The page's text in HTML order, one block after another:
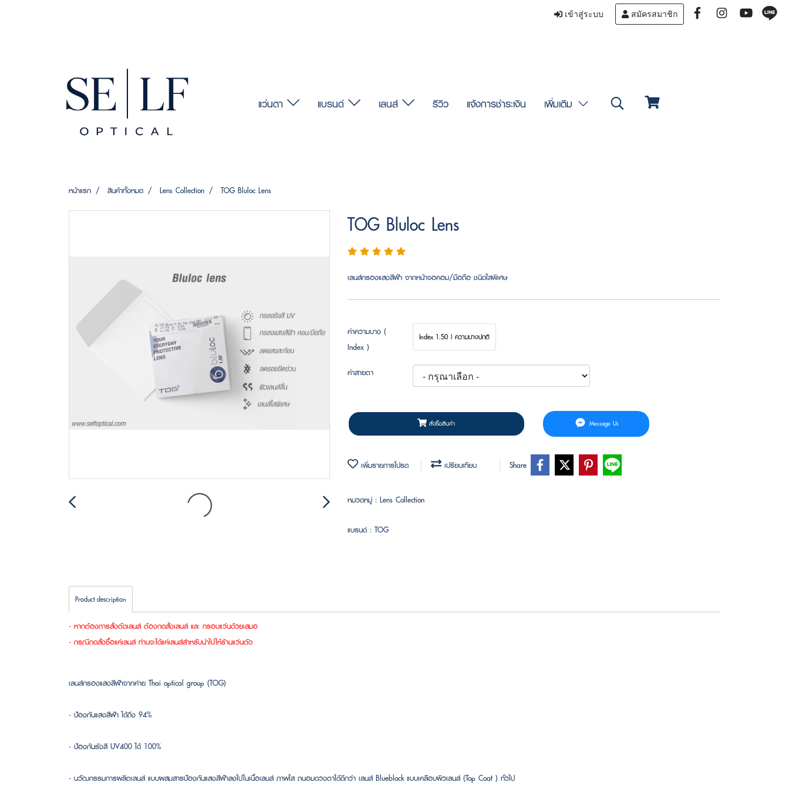
เข้าสู่ระบบ สมัครสมาชิก
แว่นตา แบรนด์ เลนส์ รีวิว แจ้งการชำระเงิน เพิ่มเติม
หน้าแรก สินค้าทั้งหมด Lens Collection TOG Bluloc Lens
TOG Bluloc Lens
เลนส์กรองแสงสีฟ้า จากหน้าจอคอม/มือถือ ชนิดใสพิเศษ
ค่าความบาง (
Index )
Index 1.50 | ความบางปกติ
ค่าสายตา
สั่งซื้อสินค้า Message Us
เพิ่มรายการโปรด เปรียบเทียบ Share
หมวดหมู่ : Lens Collection
แบรนด์ :TOG
Product description
- หากต้องการสั่งตัดเลนส์ ต้องกดสั่งเลนส์ และ กรอบแว่นด้วยเสมอ
- กรณีกดสั่งซื้อแค่เลนส์ ท่านจะได้แค่เลนส์สำหรับนำไปให้ร้านแว่นตัด
เลนส์กรองแสงสีฟ้าจากค่าย Thai optical group (TOG)
- ป้องกันแสงสีฟ้า ได้ถึง 94%
- ป้องกันรังสี UV400 ได้ 100%
- นวัฒกรรมการผลิตเลนส์ แบบผสมสารป้องกันแสงสีฟ้าลงไปในเนื้อเลนส์ ภาพใส ถนอมดวงตาได้ดีกว่า เลนส์ Blueblock แบบเคลือบผิวเลนส์ (Top Coat ) ทั่วไป